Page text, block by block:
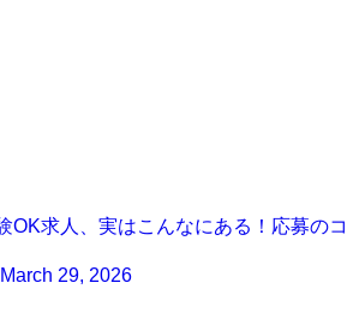
OK求人、実はこんなにある！応募のコ
March 29, 2026